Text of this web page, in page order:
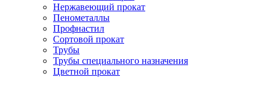
Нержавеющий прокат
Пенометаллы
Профнастил
Сортовой прокат
Трубы
Трубы специального назначения
Цветной прокат